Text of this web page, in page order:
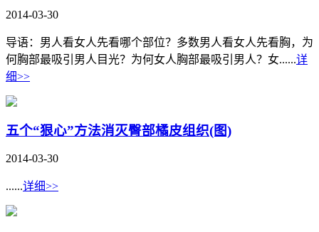
2014-03-30
导语：男人看女人先看哪个部位？多数男人看女人先看胸，为
何胸部最吸引男人目光？为何女人胸部最吸引男人？女......详
细>>
五个“狠心”方法消灭臀部橘皮组织(图)
2014-03-30
......详细>>